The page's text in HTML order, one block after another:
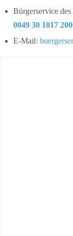
Bürgerservice
0049 30 1817
E-Mail: